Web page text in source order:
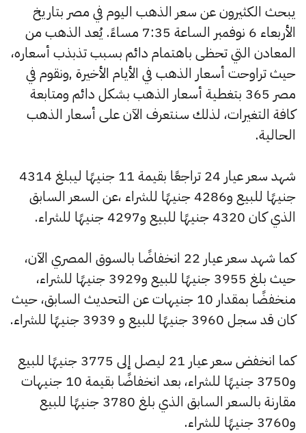
يبحث الكثيرون عن سعر الذهب اليوم في مصر بتاريخ
الأربعاء 6 نوفمبر الساعة 7:35 مساءً. يُعد الذهب من
المعادن التي تحظى باهتمام دائم بسبب تذبذب أسعاره،
حيث تراوحت أسعار الذهب في الأيام الأخيرة ,ونقوم في
مصر 365 بتغطية أسعار الذهب بشكل دائم ومتابعة
كافة التغيرات، لذلك سنتعرف الآن على أسعار الذهب
الحالية.
شهد سعر عيار 24 تراجعًا بقيمة 11 جنيهًا ليبلغ 4314
جنيهًا للبيع و4286 جنيهًا للشراء ،عن السعر السابق
الذي كان 4320 جنيهًا للبيع و4297 جنيهًا للشراء.
كما شهد سعر عيار 22 انخفاضًا بالسوق المصري الآن،
حيث بلغ 3955 جنيهًا للبيع و3929 جنيهًا للشراء،
منخفضًا بمقدار 10 جنيهات عن التحديث السابق، حيث
كان قد سجل 3960 جنيهًا للبيع و 3939 جنيهًا للشراء.
كما انخفض سعر عيار 21 ليصل إلى 3775 جنيهًا للبيع
و3750 جنيهًا للشراء، بعد انخفاضًا بقيمة 10 جنيهات
مقارنة بالسعر السابق الذي بلغ 3780 جنيهًا للبيع
و3760 جنيهًا للشراء.